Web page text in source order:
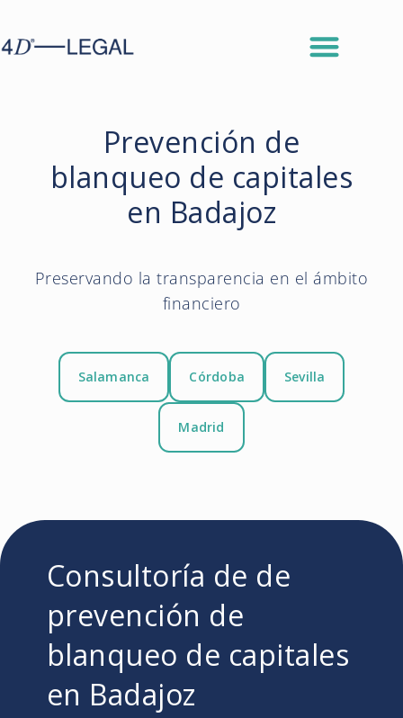
Prevención de
blanqueo de capitales
en Badajoz
Preservando la transparencia en el ámbito
financiero
Salamanca Córdoba Sevilla
Madrid
Consultoría de de
prevención de
blanqueo de capitales
en Badajoz